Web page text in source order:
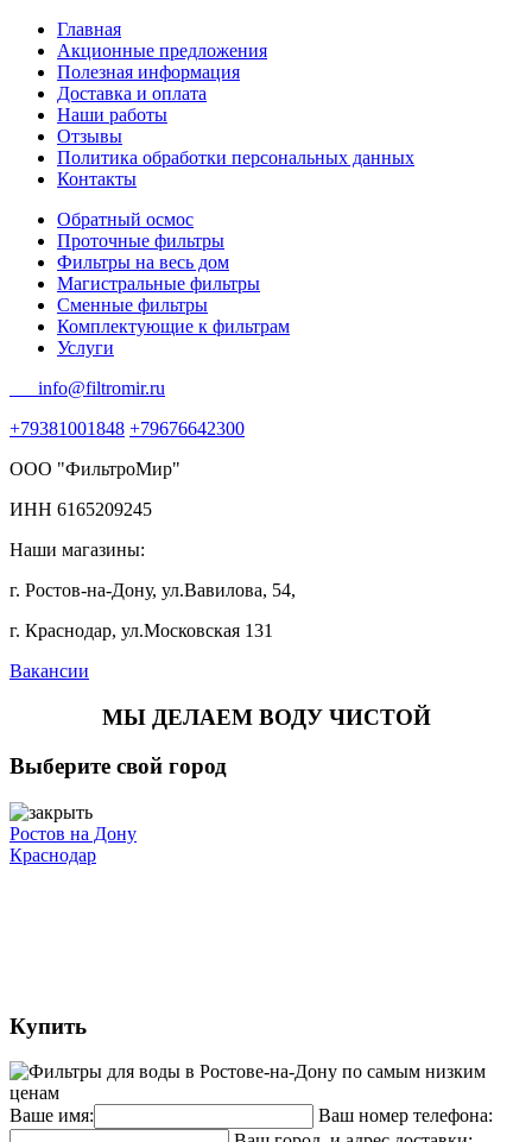
Главная
Акционные предложения
Полезная информация
Доставка и оплата
Наши работы
Отзывы
Политика обработки персональных данных
Контакты
Обратный осмос
Проточные фильтры
Фильтры на весь дом
Магистральные фильтры
Сменные фильтры
Комплектующие к фильтрам
Услуги
info@filtromir.ru
+79381001848 +79676642300
ООО "ФильтроМир"
ИНН 6165209245
Наши магазины:
г. Ростов-на-Дону, ул.Вавилова, 54,
г. Краснодар, ул.Московская 131
Вакансии
МЫ ДЕЛАЕМ ВОДУ ЧИСТОЙ
Выберите свой город
Ростов на Дону
Краснодар
Купить
Ваше имя:
Ваш номер телефона: